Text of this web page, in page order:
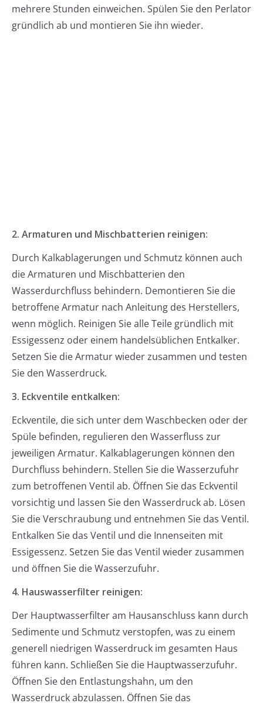
mehrere Stunden einweichen. Spülen Sie den Perlator
gründlich ab und montieren Sie ihn wieder.
2. Armaturen und Mischbatterien reinigen:
Durch Kalkablagerungen und Schmutz können auch
die Armaturen und Mischbatterien den
Wasserdurchfluss behindern. Demontieren Sie die
betroffene Armatur nach Anleitung des Herstellers,
wenn möglich. Reinigen Sie alle Teile gründlich mit
Essigessenz oder einem handelsüblichen Entkalker.
Setzen Sie die Armatur wieder zusammen und testen
Sie den Wasserdruck.
3. Eckventile entkalken:
Eckventile, die sich unter dem Waschbecken oder der
Spüle befinden, regulieren den Wasserfluss zur
jeweiligen Armatur. Kalkablagerungen können den
Durchfluss behindern. Stellen Sie die Wasserzufuhr
zum betroffenen Ventil ab. Öffnen Sie das Eckventil
vorsichtig und lassen Sie den Wasserdruck ab. Lösen
Sie die Verschraubung und entnehmen Sie das Ventil.
Entkalken Sie das Ventil und die Innenseiten mit
Essigessenz. Setzen Sie das Ventil wieder zusammen
und öffnen Sie die Wasserzufuhr.
4. Hauswasserfilter reinigen:
Der Hauptwasserfilter am Hausanschluss kann durch
Sedimente und Schmutz verstopfen, was zu einem
generell niedrigen Wasserdruck im gesamten Haus
führen kann. Schließen Sie die Hauptwasserzufuhr.
Öffnen Sie den Entlastungshahn, um den
Wasserdruck abzulassen. Öffnen Sie das